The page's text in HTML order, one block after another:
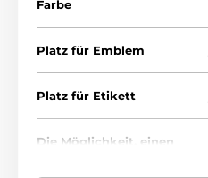
Farbe
Platz für Emblem
Platz für Etikett
Die Möglichkeit, einen